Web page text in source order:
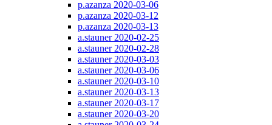
p.azanza 2020-03-06
p.azanza 2020-03-12
p.azanza 2020-03-13
a.stauner 2020-02-25
a.stauner 2020-02-28
a.stauner 2020-03-03
a.stauner 2020-03-06
a.stauner 2020-03-10
a.stauner 2020-03-13
a.stauner 2020-03-17
a.stauner 2020-03-20